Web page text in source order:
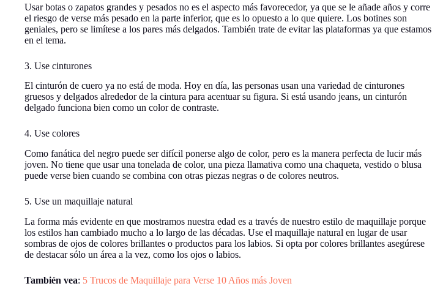
Usar botas o zapatos grandes y pesados no es el aspecto más favorecedor, ya que se le añade años y corre
el riesgo de verse más pesado en la parte inferior, que es lo opuesto a lo que quiere. Los botines son
geniales, pero se limítese a los pares más delgados. También trate de evitar las plataformas ya que estamos
en el tema.
3. Use cinturones
El cinturón de cuero ya no está de moda. Hoy en día, las personas usan una variedad de cinturones
gruesos y delgados alrededor de la cintura para acentuar su figura. Si está usando jeans, un cinturón
delgado funciona bien como un color de contraste.
4. Use colores
Como fanática del negro puede ser difícil ponerse algo de color, pero es la manera perfecta de lucir más
joven. No tiene que usar una tonelada de color, una pieza llamativa como una chaqueta, vestido o blusa
puede verse bien cuando se combina con otras piezas negras o de colores neutros.
5. Use un maquillaje natural
La forma más evidente en que mostramos nuestra edad es a través de nuestro estilo de maquillaje porque
los estilos han cambiado mucho a lo largo de las décadas. Use el maquillaje natural en lugar de usar
sombras de ojos de colores brillantes o productos para los labios. Si opta por colores brillantes asegúrese
de destacar sólo un área a la vez, como los ojos o labios.
También vea: 5 Trucos de Maquillaje para Verse 10 Años más Joven